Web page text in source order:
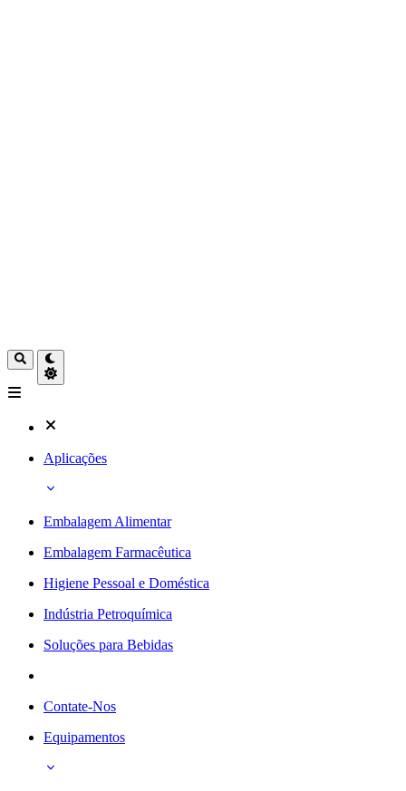
Aplicações
Embalagem Alimentar
Embalagem Farmacêutica
Higiene Pessoal e Doméstica
Indústria Petroquímica
Soluções para Bebidas
Contate-Nos
Equipamentos